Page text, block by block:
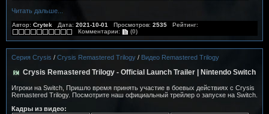
Читать дальше...
Автор: Crytek Дата: 2021-10-01 Просмотров: 2535 Рейтинг:
Комментарии:
(0)
Серия Crysis / Crysis Remastered Trilogy / Видео Remastered Trilogy
Crysis Remastered Trilogy - Official Launch Trailer | Nintendo Switch
Игроки на Switch, Пришло время принять участие в боевых действиях с Crysis
Remastered Trilogy. Посмотрите наш официальный трейлер о запуске на Switch.
Кадры из видео: